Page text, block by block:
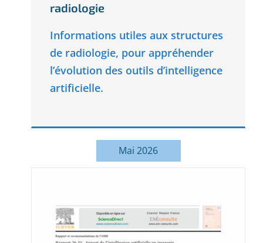
radiologie
Informations utiles aux structures
de radiologie, pour appréhender
l’évolution des outils d’intelligence
artificielle.
Mai 2026